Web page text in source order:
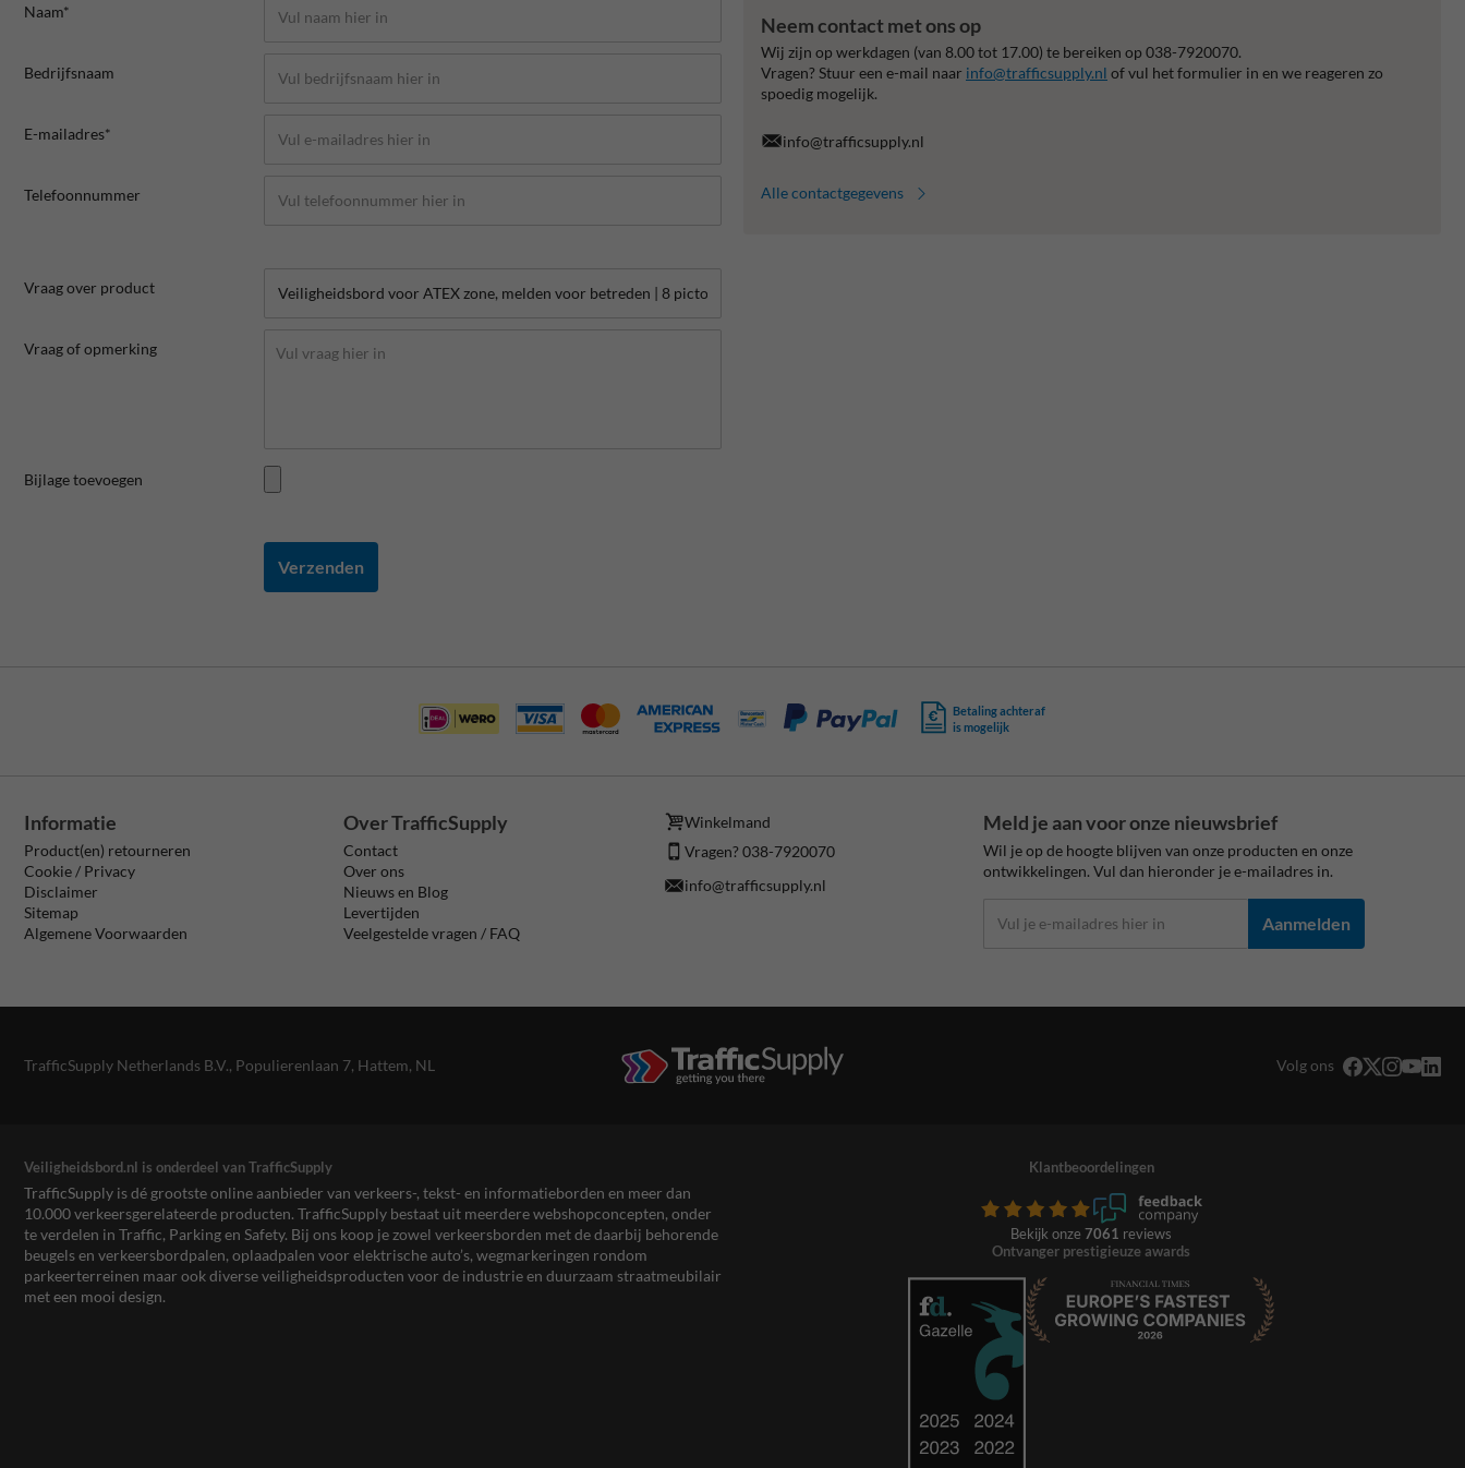
Naam*
Bedrijfsnaam
E-mailadres*
Telefoonnummer
Vraag over product
Vraag of opmerking
Bijlage toevoegen
Verzenden
Neem contact met ons op
Wij zijn op werkdagen (van 8.00 tot 17.00) te bereiken op 038-7920070.
Vragen? Stuur een e-mail naar info@trafficsupply.nl of vul het formulier in en we reageren zo
spoedig mogelijk.
info@trafficsupply.nl
Alle contactgegevens
Betaling achteraf
is mogelijk
Informatie
Product(en) retourneren
Cookie / Privacy
Disclaimer
Sitemap
Algemene Voorwaarden
Over TrafficSupply
Contact
Over ons
Nieuws en Blog
Levertijden
Veelgestelde vragen / FAQ
Winkelmand
Vragen? 038-7920070
info@trafficsupply.nl
Meld je aan voor onze nieuwsbrief
Wil je op de hoogte blijven van onze producten en onze
ontwikkelingen. Vul dan hieronder je e-mailadres in.
Aanmelden
TrafficSupply Netherlands B.V., Populierenlaan 7, Hattem, NL Volg ons
Veiligheidsbord.nl is onderdeel van TrafficSupply
TrafficSupply is dé grootste online aanbieder van verkeers-, tekst- en informatieborden en meer dan
10.000 verkeersgerelateerde producten. TrafficSupply bestaat uit meerdere webshopconcepten, onder
te verdelen in Traffic, Parking en Safety. Bij ons koop je zowel verkeersborden met de daarbij behorende
beugels en verkeersbordpalen, oplaadpalen voor elektrische auto’s, wegmarkeringen rondom
parkeerterreinen maar ook diverse veiligheidsproducten voor de industrie en duurzaam straatmeubilair
met een mooi design.
Klantbeoordelingen
Bekijk onze 7061 reviews
Ontvanger prestigieuze awards